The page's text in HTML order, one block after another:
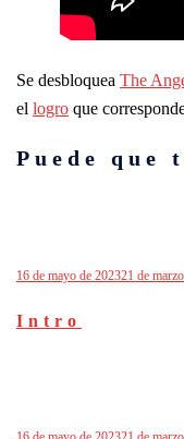
Se desbloquea The
el logro que
Puede que
16 de mayo de 202321 de
Intro